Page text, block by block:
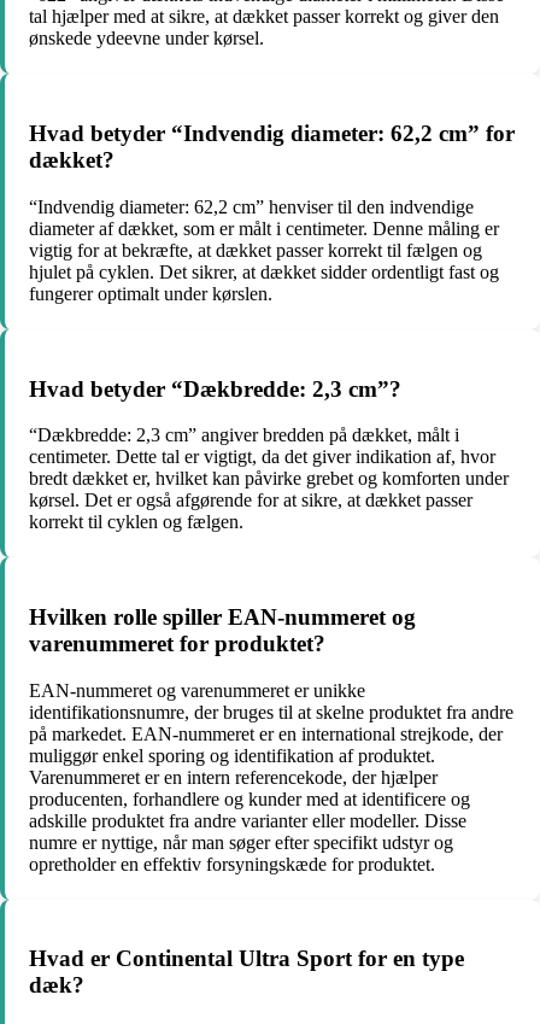
tal hjælper med at sikre, at dækket passer korrekt og giver den
ønskede ydeevne under kørsel.
Hvad betyder “Indvendig diameter: 62,2 cm” for
dækket?
“Indvendig diameter: 62,2 cm” henviser til den indvendige
diameter af dækket, som er målt i centimeter. Denne måling er
vigtig for at bekræfte, at dækket passer korrekt til fælgen og
hjulet på cyklen. Det sikrer, at dækket sidder ordentligt fast og
fungerer optimalt under kørslen.
Hvad betyder “Dækbredde: 2,3 cm”?
“Dækbredde: 2,3 cm” angiver bredden på dækket, målt i
centimeter. Dette tal er vigtigt, da det giver indikation af, hvor
bredt dækket er, hvilket kan påvirke grebet og komforten under
kørsel. Det er også afgørende for at sikre, at dækket passer
korrekt til cyklen og fælgen.
Hvilken rolle spiller EAN-nummeret og
varenummeret for produktet?
EAN-nummeret og varenummeret er unikke
identifikationsnumre, der bruges til at skelne produktet fra andre
på markedet. EAN-nummeret er en international strejkode, der
muliggør enkel sporing og identifikation af produktet.
Varenummeret er en intern referencekode, der hjælper
producenten, forhandlere og kunder med at identificere og
adskille produktet fra andre varianter eller modeller. Disse
numre er nyttige, når man søger efter specifikt udstyr og
opretholder en effektiv forsyningskæde for produktet.
Hvad er Continental Ultra Sport for en type
dæk?